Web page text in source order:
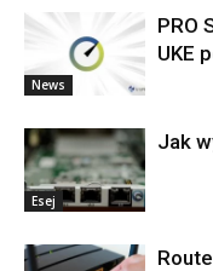
News
PRO
UKE
Esej
Jak